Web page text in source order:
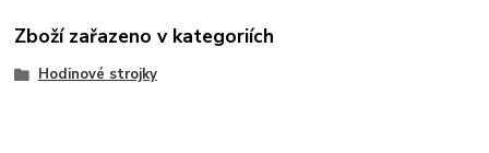
Zboží zařazeno v kategoriích
Hodinové strojky